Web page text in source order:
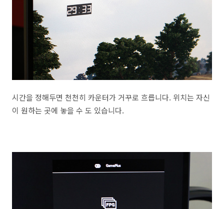
시간을 정해두면 천천히 카운터가 거꾸로 흐릅니다. 위치는 자신
이 원하는 곳에 놓을 수 도 있습니다.